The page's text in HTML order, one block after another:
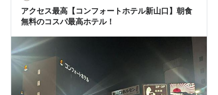
アクセス最高【コンフォートホテル新山口】朝食
無料のコスパ最高ホテル！